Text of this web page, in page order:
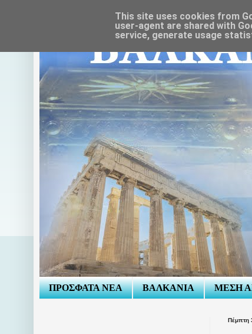
ΠΡΟΣΦΑΤΑ ΝΕΑ ΒΑΛΚΑΝΙΑ ΜΕΣΗ
Πέμπτη
This site uses cookies from
user-agent are shared with
service, generate usage